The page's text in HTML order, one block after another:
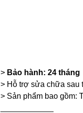
> Bảo hành: 24 tháng
> Hỗ trợ sửa chữa sau
> Sản phẩm bao gồm: